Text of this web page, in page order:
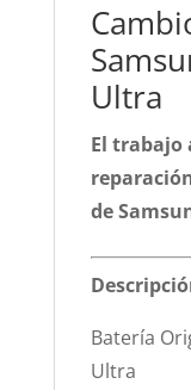
Ultra
El trabajo
de
Batería
Ultra